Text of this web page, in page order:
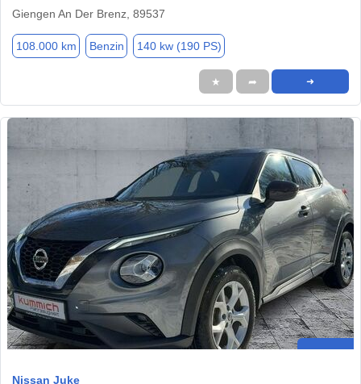
Giengen An Der Brenz, 89537
108.000 km Benzin 140 kw (190 PS)
★ ➦ ➜
Nissan Juke